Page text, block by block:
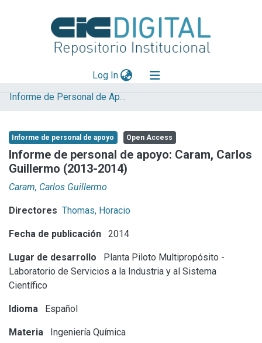
Log In(current)
Explorar
Aportar material
Statistics
Informe de Personal de Apoyo
Informe de personal de apoyo Open Access
Informe de personal de apoyo: Caram, Carlos
Guillermo (2013-2014)
Caram, Carlos Guillermo
Directores Thomas, Horacio
Fecha de publicación 2014
Lugar de desarrollo
Planta Piloto Multipropósito -
Laboratorio de Servicios a la Industria y al Sistema
Científico
Idioma Español
Materia Ingeniería Química